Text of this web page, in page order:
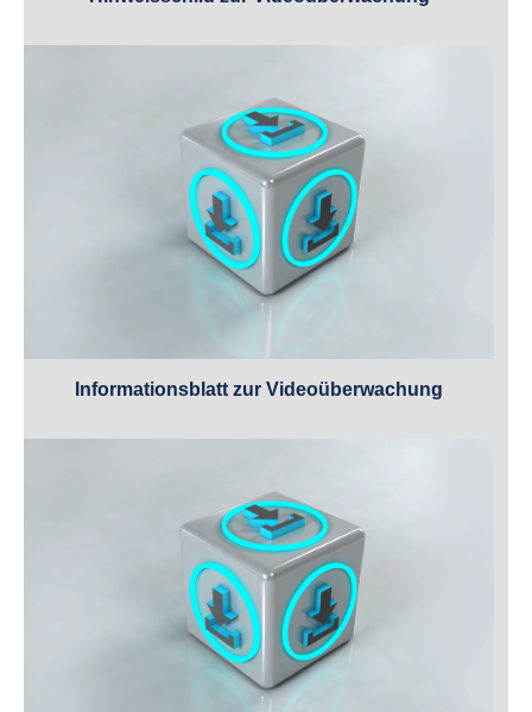
Informationsblatt zur Videoüberwachung